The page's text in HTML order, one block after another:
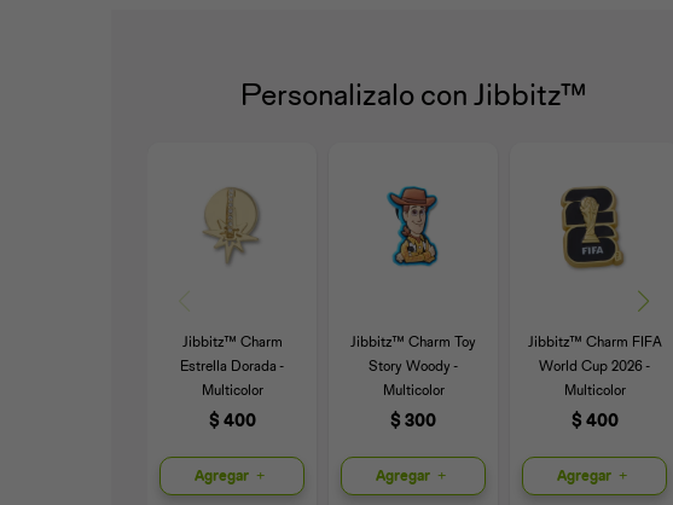
Personalizalo con Jibbitz™
Jibbitz™ Charm
Estrella Dorada -
Multicolor
$ 400
Agregar
Jibbitz™ Charm Toy
Story Woody -
Multicolor
$ 300
Agregar
Jibbitz™ Charm FIFA
World Cup 2026 -
Multicolor
$ 400
Agregar